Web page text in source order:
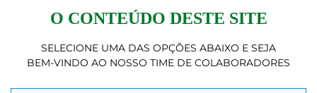
O CONTEÚDO DESTE SITE
SELECIONE UMA DAS OPÇÕES ABAIXO E SEJA
BEM-VINDO AO NOSSO TIME DE COLABORADORES